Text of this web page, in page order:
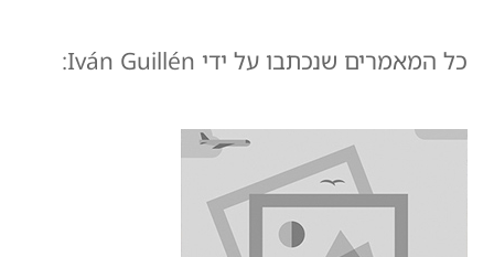
כל המאמרים שנכתבו על ידי Iván Guillén: